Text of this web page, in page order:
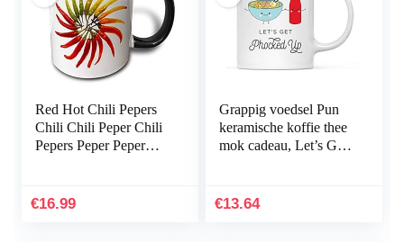
Red Hot Chili Pepers
Chili Chili Peper Chili
Pepers Peper Peper
Geschenken voor
€16.99
Grappig voedsel Pun
keramische koffie thee
mok cadeau, Let’s Get
fles, 1-pack…
€13.64